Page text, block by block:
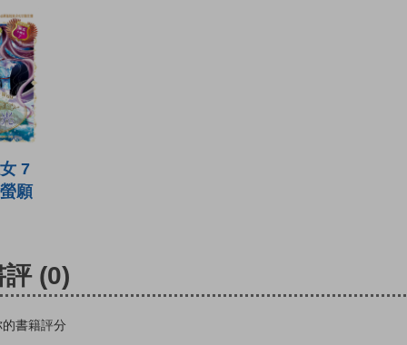
7
願
評 (0)
書籍評分